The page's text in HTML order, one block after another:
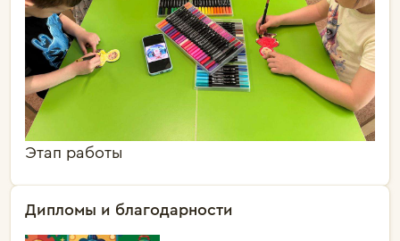
Этап работы
Дипломы и благодарности